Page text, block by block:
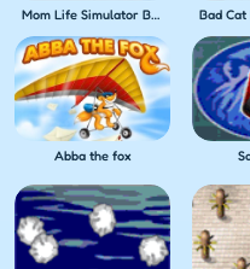
Mom Life Simulator Baby Care
Abba the fox